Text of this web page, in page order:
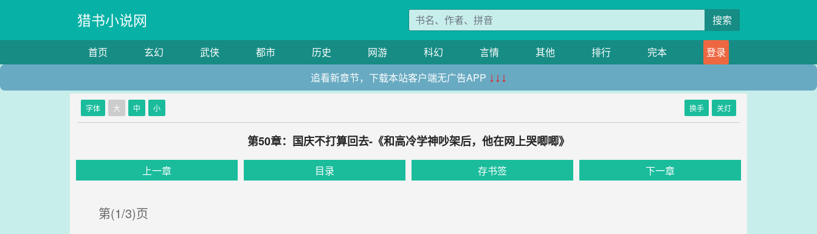
猎书小说网 搜索
首页 玄幻 武侠 都市 历史 网游 科幻 言情 其他 排行 完本
登录
追看新章节，下载本站客户端无广告APP ↓↓↓
字体 大 中 小 换手 关灯
第50章：国庆不打算回去-《和高冷学神吵架后，他在网上哭唧唧》
上一章 目录 存书签 下一章
第(1/3)页